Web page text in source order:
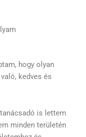
hogy olyan
kedves és
is lettem
minden területén